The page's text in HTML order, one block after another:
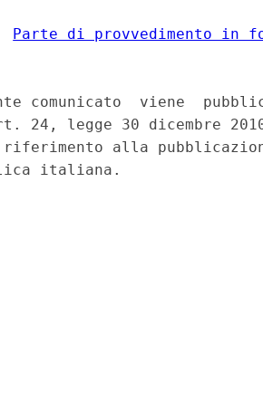
Parte di provvedimento in
comunicato  viene
24, legge 30 dicembre
alla
italiana.